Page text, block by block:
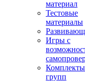
материал
Тестовые
материалы
Игры с
групп